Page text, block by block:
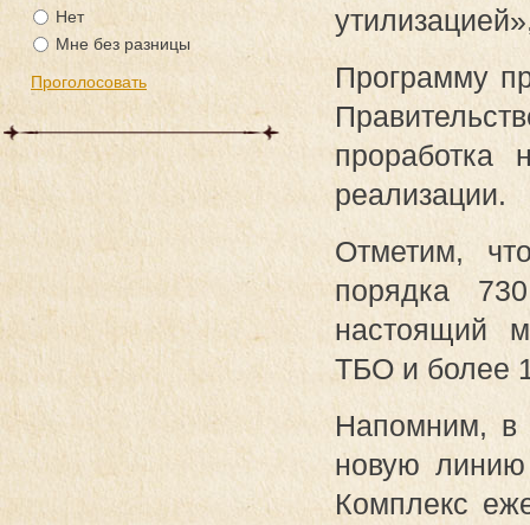
Программу
проработка
реализации.
Отметим,
порядка
настоящий
ТБО и более
Напомним, в
новую линию
Комплекс
Нет
Мне без разницы